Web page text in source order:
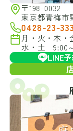
〒198-0032
東京都青梅市
0428-23-
月・火・木
水・土 9:00
LINE